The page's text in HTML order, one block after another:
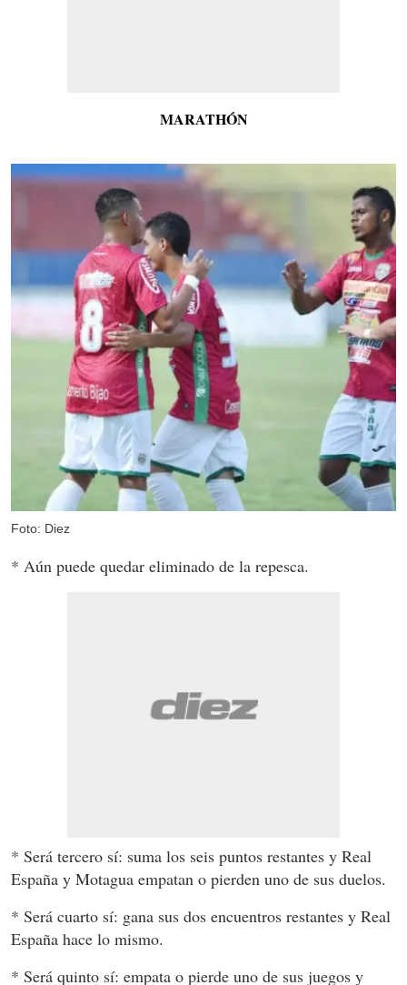
MARATHÓN
Foto: Diez
* Aún puede quedar eliminado de la repesca.
* Será tercero sí: suma los seis puntos restantes y Real
España y Motagua empatan o pierden uno de sus duelos.
* Será cuarto sí: gana sus dos encuentros restantes y Real
España hace lo mismo.
* Será quinto sí: empata o pierde uno de sus juegos y